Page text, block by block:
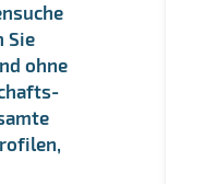
Sie
ohne